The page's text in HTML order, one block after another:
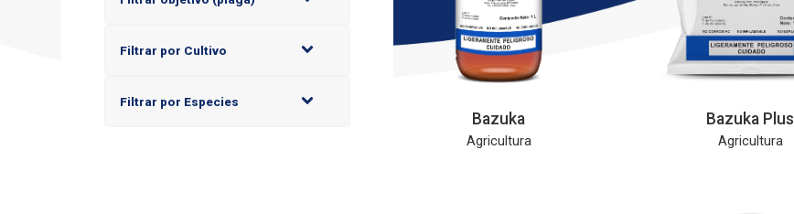
Filtrar por Cultivo
Filtrar por Especies
Bazuka
Agricultura
Bazuka Plus
Agricultura